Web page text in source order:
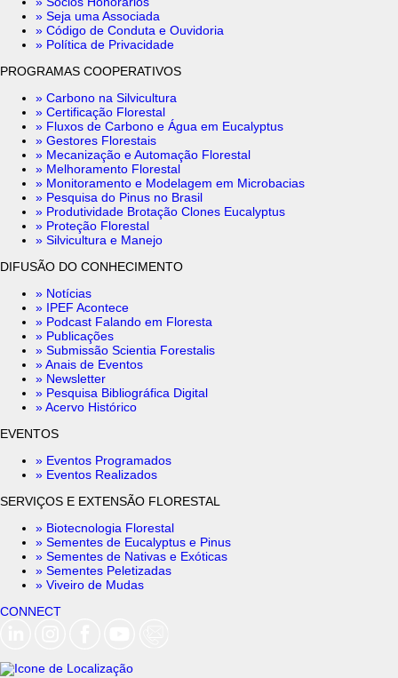
» Seja uma Associada
» Código de Conduta e Ouvidoria
» Política de Privacidade
PROGRAMAS COOPERATIVOS
» Carbono na Silvicultura
» Certificação Florestal
» Fluxos de Carbono e Água em Eucalyptus
» Gestores Florestais
» Mecanização e Automação Florestal
» Melhoramento Florestal
» Monitoramento e Modelagem em Microbacias
» Pesquisa do Pinus no Brasil
» Produtividade Brotação Clones Eucalyptus
» Proteção Florestal
» Silvicultura e Manejo
DIFUSÃO DO CONHECIMENTO
» Notícias
» IPEF Acontece
» Podcast Falando em Floresta
» Publicações
» Submissão Scientia Forestalis
» Anais de Eventos
» Newsletter
» Pesquisa Bibliográfica Digital
» Acervo Histórico
EVENTOS
» Eventos Programados
» Eventos Realizados
SERVIÇOS E EXTENSÃO FLORESTAL
» Biotecnologia Florestal
» Sementes de Eucalyptus e Pinus
» Sementes de Nativas e Exóticas
» Sementes Peletizadas
» Viveiro de Mudas
CONNECT